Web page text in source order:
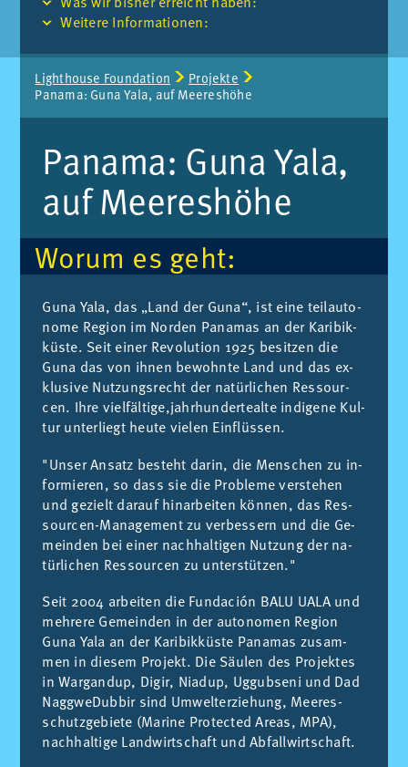
Wei­te­re In­for­ma­tio­nen:
Seitenpfad:
Lighthouse Foun­da­ti­on
Pro­jek­te
Pa­na­ma: Guna Yala, auf Mee­res­hö­he
Pa­na­ma: Guna Yala,
auf Mee­res­hö­he
Wor­um es geht:
Guna Yala, das „Land der Guna“, ist eine teil­au­to­
no­me Re­gi­on im Nor­den Pa­na­mas an der Ka­ri­bik­
küs­te. Seit ei­ner Re­vo­lu­ti­on 1925 be­sit­zen die
Guna das von ih­nen be­wohn­te Land und das ex­
klu­si­ve Nut­zungs­recht der na­tür­li­chen Res­sour­
cen. Ihre viel­fäl­ti­ge,jahr­hun­der­te­al­te in­di­ge­ne Kul­
tur un­ter­liegt heu­te vie­len Ein­flüs­sen.
"Un­ser An­satz be­steht dar­in, die Men­schen zu in­
for­mie­ren, so dass sie die Pro­ble­me ver­ste­hen
und ge­zielt dar­auf hin­ar­bei­ten kön­nen, das Res­
sour­cen-Ma­nage­ment zu ver­bes­sern und die Ge­
mein­den bei ei­ner nach­hal­ti­gen Nut­zung der na­
tür­li­chen Res­sour­cen zu un­ter­stüt­zen."
Seit 2004 ar­bei­ten die Fund­a­ción BALU UALA und
meh­re­re Ge­mein­den in der au­to­no­men Re­gi­on
Guna Yala an der Ka­ri­bik­küs­te Pa­na­mas zu­sam­
men in die­sem Pro­jekt. Die Säu­len des Pro­jek­tes
in War­gan­dup, Di­gir, Nia­dup, Ug­gub­se­ni und Dad
Nagg­we­Dub­bir sind Um­welt­er­zie­hung, Mee­res­
schutz­ge­bie­te (Ma­ri­ne Pro­tec­ted Are­as, MPA),
nach­hal­ti­ge Land­wirt­schaft und Ab­fall­wirt­schaft.